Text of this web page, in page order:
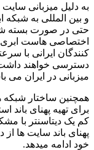
به دلیل میزبانی
و بین المللی به
حتی در صورت بسته
اختصاصی هاست ابری
دسترسی خواهند
میزبانی در ایران می
همچنین ساختار شبکه
برای تهیه پهنای باند
کم یک دیتاسنتر با
پهنای باند سایت ها
خود ادامه میدهد.